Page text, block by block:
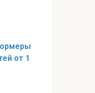
от 1